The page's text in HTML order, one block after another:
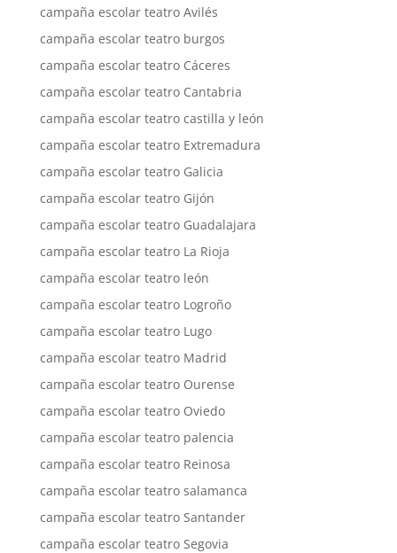
campaña escolar teatro Avilés
campaña escolar teatro burgos
campaña escolar teatro Cáceres
campaña escolar teatro Cantabria
campaña escolar teatro castilla y león
campaña escolar teatro Extremadura
campaña escolar teatro Galicia
campaña escolar teatro Gijón
campaña escolar teatro Guadalajara
campaña escolar teatro La Rioja
campaña escolar teatro león
campaña escolar teatro Logroño
campaña escolar teatro Lugo
campaña escolar teatro Madrid
campaña escolar teatro Ourense
campaña escolar teatro Oviedo
campaña escolar teatro palencia
campaña escolar teatro Reinosa
campaña escolar teatro salamanca
campaña escolar teatro Santander
campaña escolar teatro Segovia